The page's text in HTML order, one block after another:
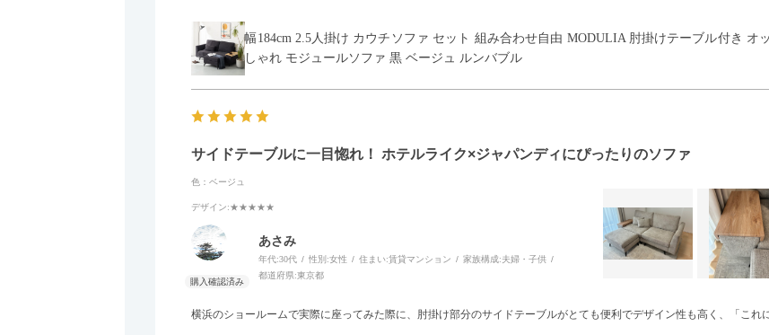
幅184cm 2.5人掛け カウチソファ セット 組み合わせ自由 MODULIA 肘掛けテーブル付き オ
しゃれ モジュールソファ 黒 ベージュ ルンバブル
サイドテーブルに一目惚れ！ ホテルライク×ジャパンディにぴったりのソファ
色：ベージュ
デザイン:★★★★★
あさみ
年代:30代 性別:女性 住まい:賃貸マンション 家族構成:夫婦・子供
都道府県:東京都
横浜のショールームで実際に座ってみた際に、肘掛け部分のサイドテーブルがとても便利でデザイン性も高く、「これ